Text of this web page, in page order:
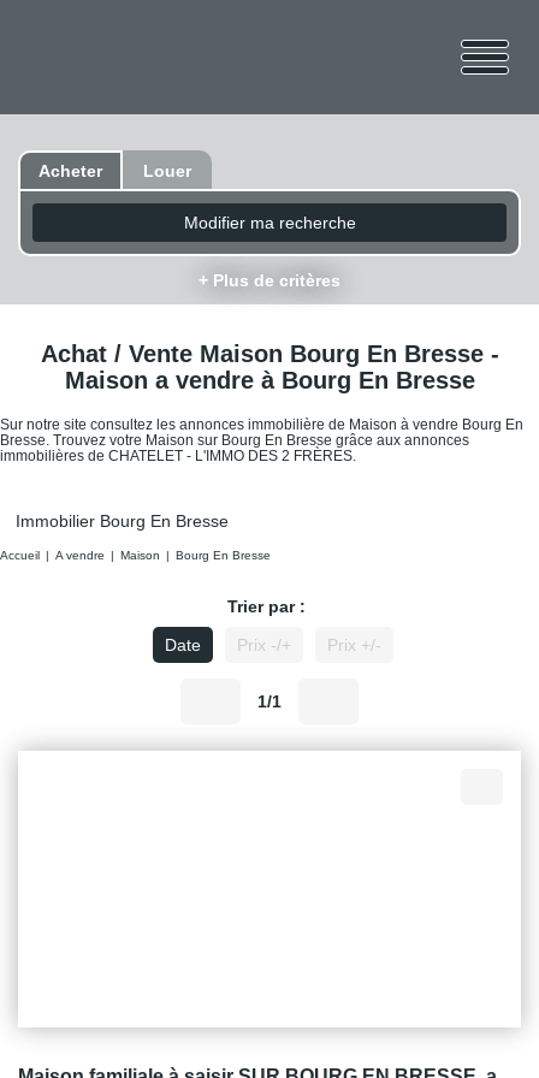
Acheter Louer
Modifier ma recherche
+ Plus de critères
Achat / Vente Maison Bourg En Bresse -
Maison a vendre à Bourg En Bresse
Sur notre site consultez les annonces immobilière de Maison à vendre Bourg En
Bresse. Trouvez votre Maison sur Bourg En Bresse grâce aux annonces
immobilières de CHATELET - L'IMMO DES 2 FRÈRES.
Immobilier Bourg En Bresse
Accueil A vendre Maison Bourg En Bresse
Trier par :
Date
Prix -/+ Prix +/-
1/1